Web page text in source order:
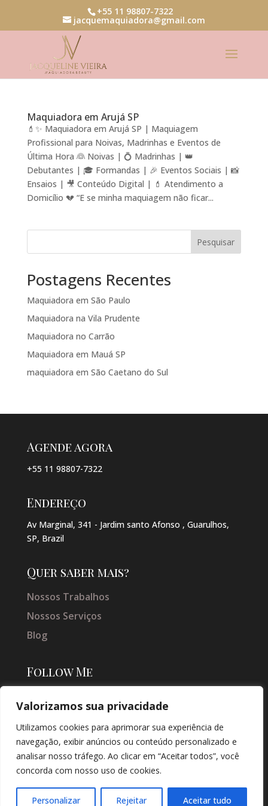
Valorizamos sua privacidade
Utilizamos cookies para aprimorar sua experiência de
navegação, exibir anúncios ou conteúdo personalizado e
analisar nosso tráfego. Ao clicar em “Aceitar todos”, você
concorda com nosso uso de cookies.
Personalizar Rejeitar Aceitar tudo
+55 11 98807-7322
jacquemaquiadora@gmail.com
Maquiadora em Arujá SP
💄✨ Maquiadora em Arujá SP | Maquiagem
Profissional para Noivas, Madrinhas e Eventos de
Última Hora 👰 Noivas | 💍 Madrinhas | 👑
Debutantes | 🎓 Formandas | 🎉 Eventos Sociais | 📸
Ensaios | 🎥 Conteúdo Digital | 💄 Atendimento a
Domicílio 💔 “E se minha maquiagem não ficar...
Pesquisar
Postagens Recentes
Maquiadora em São Paulo
Maquiadora na Vila Prudente
Maquiadora no Carrão
Maquiadora em Mauá SP
maquiadora em São Caetano do Sul
Agende agora
+55 11 98807-7322
Endereço
Av Marginal, 341 - Jardim santo Afonso , Guarulhos,
SP, Brazil
Quer saber mais?
Nossos Trabalhos
Nossos Serviços
Blog
Follow Me
SOLUÇÕES DIGITAIS |
CRIAÇÃO DE SITES